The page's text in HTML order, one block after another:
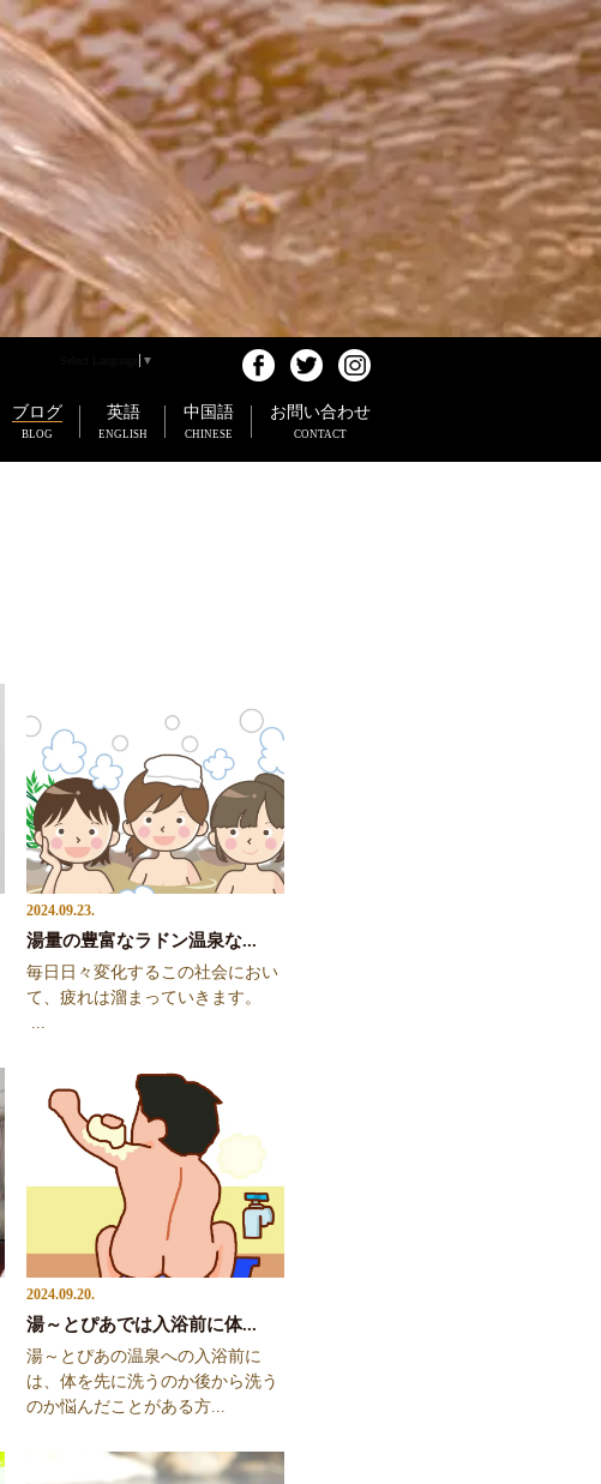
▼
ブログ
BLOG
英語
ENGLISH
中国語
CHINESE
お問い合わせ
CONTACT
2024.09.23.
湯量の豊富なラドン温泉な...
毎日日々変化するこの社会におい
て、疲れは溜まっていきます。
...
2024.09.20.
湯～とぴあでは入浴前に体...
湯～とぴあの温泉への入浴前に
は、体を先に洗うのか後から洗う
のか悩んだことがある方...